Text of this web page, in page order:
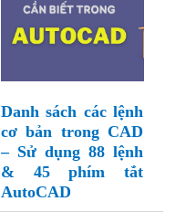
Danh sách các lệnh
cơ bản trong CAD
– Sử dụng 88 lệnh
& 45 phím tắt
AutoCAD